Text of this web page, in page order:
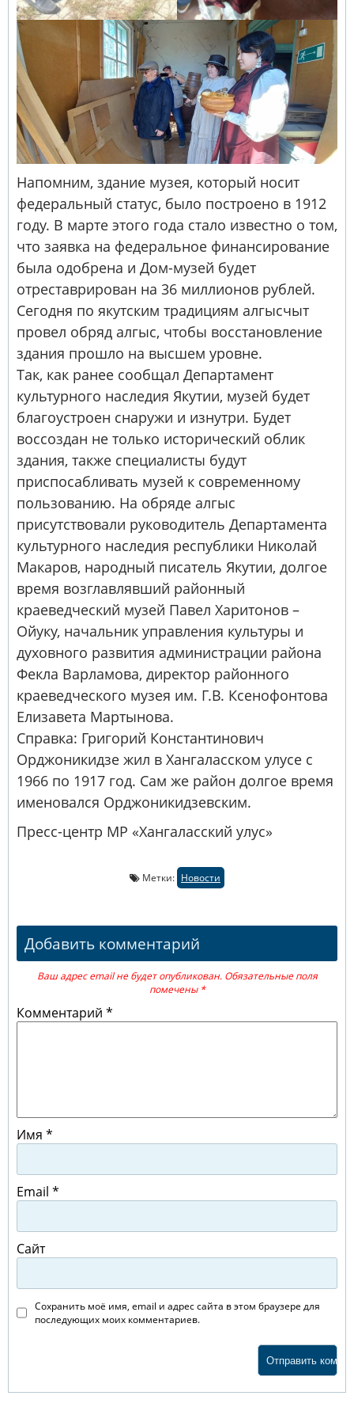
Напомним, здание музея, который носит
федеральный статус, было построено в 1912
году. В марте этого года стало известно о том,
что заявка на федеральное финансирование
была одобрена и Дом-музей будет
отреставрирован на 36 миллионов рублей.
Сегодня по якутским традициям алгысчыт
провел обряд алгыс, чтобы восстановление
здания прошло на высшем уровне.
Так, как ранее сообщал Департамент
культурного наследия Якутии, музей будет
благоустроен снаружи и изнутри. Будет
воссоздан не только исторический облик
здания, также специалисты будут
приспосабливать музей к современному
пользованию. На обряде алгыс
присутствовали руководитель Департамента
культурного наследия республики Николай
Макаров, народный писатель Якутии, долгое
время возглавлявший районный
краеведческий музей Павел Харитонов –
Ойуку, начальник управления культуры и
духовного развития администрации района
Фекла Варламова, директор районного
краеведческого музея им. Г.В. Ксенофонтова
Елизавета Мартынова.
Справка: Григорий Константинович
Орджоникидзе жил в Хангаласском улусе с
1966 по 1917 год. Сам же район долгое время
именовался Орджоникидзевским.
Пресс-центр МР «Хангаласский улус»
Метки: Новости
Добавить комментарий
Ваш адрес email не будет опубликован. Обязательные поля
помечены *
Комментарий *
Имя *
Email *
Сайт
Сохранить моё имя, email и адрес сайта в этом браузере для
последующих моих комментариев.